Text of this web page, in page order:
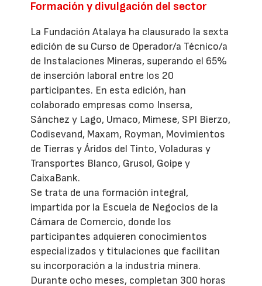
Formación y divulgación del sector
La Fundación Atalaya ha clausurado la sexta
edición de su Curso de Operador/a Técnico/a
de Instalaciones Mineras, superando el 65%
de inserción laboral entre los 20
participantes. En esta edición, han
colaborado empresas como Insersa,
Sánchez y Lago, Umaco, Mimese, SPI Bierzo,
Codisevand, Maxam, Royman, Movimientos
de Tierras y Áridos del Tinto, Voladuras y
Transportes Blanco, Grusol, Goipe y
CaixaBank.
Se trata de una formación integral,
impartida por la Escuela de Negocios de la
Cámara de Comercio, donde los
participantes adquieren conocimientos
especializados y titulaciones que facilitan
su incorporación a la industria minera.
Durante ocho meses, completan 300 horas